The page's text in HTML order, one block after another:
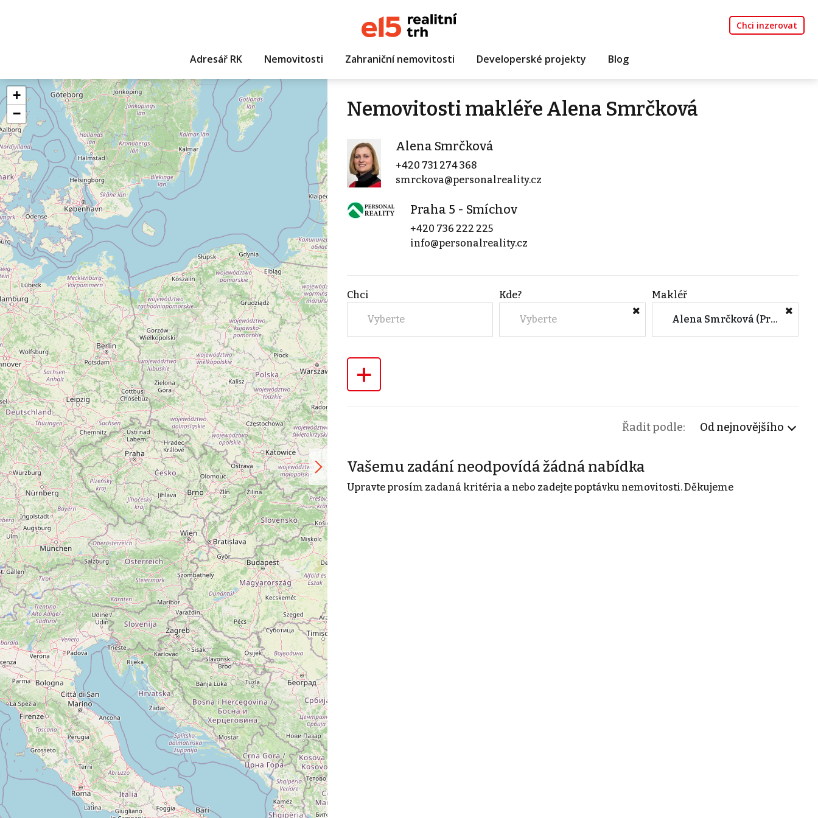
Chci inzerovat
Adresář RK Nemovitosti Zahraniční nemovitosti Developerské projekty Blog
+
−
Nemovitosti makléře Alena Smrčková
Alena Smrčková
+420 731 274 368
smrckova@personalreality.cz
Praha 5 - Smíchov
+420 736 222 225
info@personalreality.cz
Chci
Vyberte
Kde?
Vyberte
Makléř
Alena Smrčková (Praha 5 - Smíchov)
+
Řadit podle: Od nejnovějšího
Vašemu zadání neodpovídá žádná nabídka
Upravte prosím zadaná kritéria a nebo zadejte poptávku nemovitosti. Děkujeme